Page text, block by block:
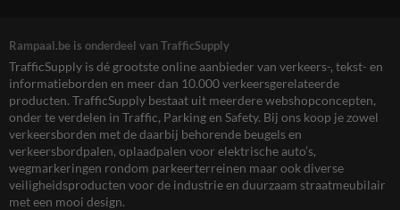
Rampaal.be is onderdeel van TrafficSupply
TrafficSupply is dé grootste online aanbieder van verkeers-, tekst- en
informatieborden en meer dan 10.000 verkeersgerelateerde
producten. TrafficSupply bestaat uit meerdere webshopconcepten,
onder te verdelen in Traffic, Parking en Safety. Bij ons koop je zowel
verkeersborden met de daarbij behorende beugels en
verkeersbordpalen, oplaadpalen voor elektrische auto’s,
wegmarkeringen rondom parkeerterreinen maar ook diverse
veiligheidsproducten voor de industrie en duurzaam straatmeubilair
met een mooi design.